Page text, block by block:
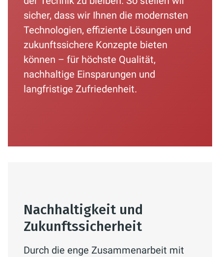
sicher, dass wir Ihnen die modernsten
Technologien, effiziente Lösungen und
zukunftssichere Konzepte bieten
können – für höchste Qualität,
nachhaltige Einsparungen und
langfristige Zufriedenheit.
Nachhaltigkeit und
Zukunftssicherheit
Durch die enge Zusammenarbeit mit